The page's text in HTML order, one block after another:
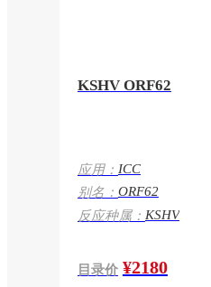
KSHV ORF62
应用： ICC
别名： ORF62
反应种属： KSHV
目录价 ¥2180